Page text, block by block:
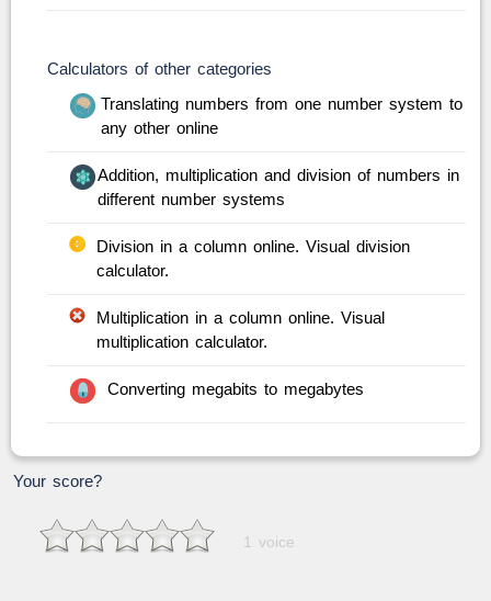
Calculators of other categories
Translating numbers from one number system to
any other online
Addition, multiplication and division of numbers in
different number systems
Division in a column online. Visual division
calculator.
Multiplication in a column online. Visual
multiplication calculator.
Converting megabits to megabytes
Your score?
1 voice